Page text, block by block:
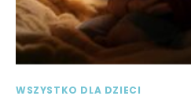
WSZYSTKO DLA DZIECI